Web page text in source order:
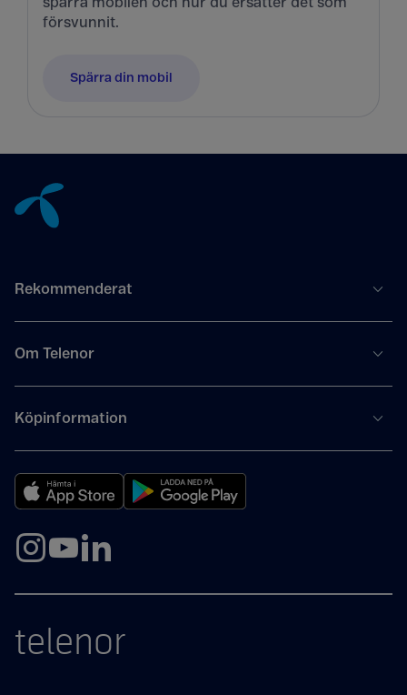
försvunnit.
Spärra din mobil
Rekommenderat
Om Telenor
Köpinformation
telenor